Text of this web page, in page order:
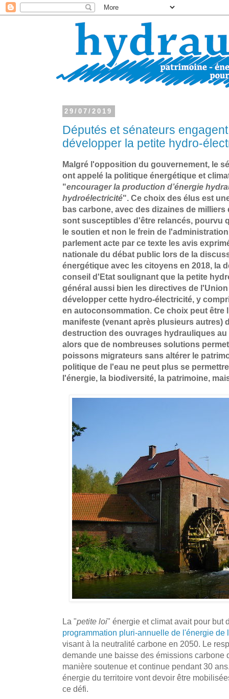
29/07/2019
Députés et sénateurs
développer la petite hydro-
Malgré l'opposition du gouvernement, le
ont appelé la politique énergétique et
"encourager la production d’énergie
hydroélectricité". Ce choix des élus est
bas carbone, avec des dizaines de
sont susceptibles d'être relancés, pourvu
le soutien et non le frein de
parlement acte par ce texte les avis
nationale du débat public lors de la
énergétique avec les citoyens en 2018, la
conseil d'Etat soulignant que la petite
général aussi bien les directives de
développer cette hydro-électricité, y
en autoconsommation. Ce choix peut être
manifeste (venant après plusieurs autres)
destruction des ouvrages hydrauliques
alors que de nombreuses solutions
poissons migrateurs sans altérer le
politique de l'eau ne peut plus se
l'énergie, la biodiversité, la patrimoine,
La "petite loi" énergie et climat avait pour but
programmation pluri-annuelle de l'énergie de
visant à la neutralité carbone en 2050. Le
demande une baisse des émissions carbone
manière soutenue et continue pendant 30
énergie du territoire vont devoir être
ce défi.